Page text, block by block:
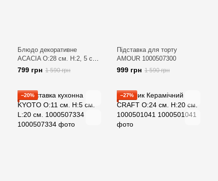
Блюдо декоративне
ACACIA O:28 см. H:2, 5 см.
L:29 см. 1000512067
799 грн 1 590 грн
Підставка для торту
AMOUR 1000507300
999 грн 1 590 грн
−20% −27%